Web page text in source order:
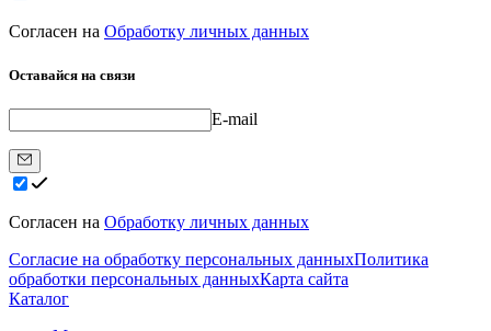
Согласен на Обработку личных данных
Оставайся на связи
E-mail
Согласен на Обработку личных данных
Согласие на обработку персональных данныхПолитика
обработки персональных данныхКарта сайта
Каталог